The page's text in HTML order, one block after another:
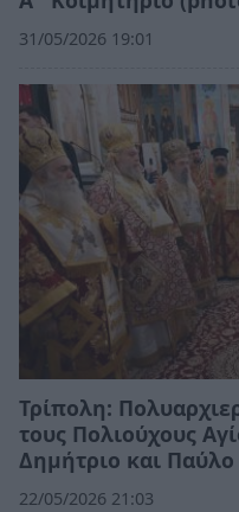
31/05/2026 19:01
Τρίπολη:
τους Πολιούχους
Δημήτριο και Παύλο
22/05/2026 21:03